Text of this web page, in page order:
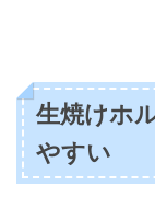
生焼けホ
やすい